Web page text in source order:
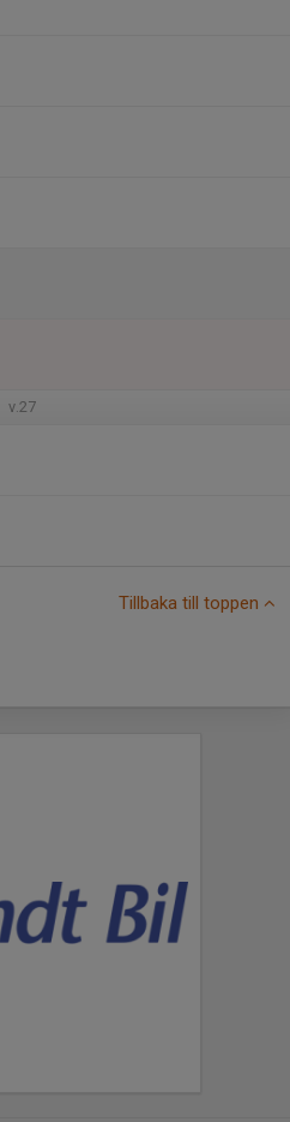
v.27
Tillbaka till toppen